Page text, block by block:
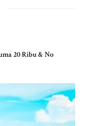
20 Ribu & No